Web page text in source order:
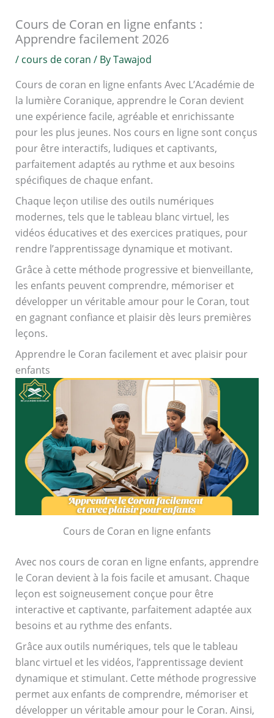
Cours de Coran en ligne enfants :
Apprendre facilement 2026
/ cours de coran / ByTawajod
Cours de coran en ligne enfants Avec L’Académie de
la lumière Coranique, apprendre le Coran devient
une expérience facile, agréable et enrichissante
pour les plus jeunes. Nos cours en ligne sont conçus
pour être interactifs, ludiques et captivants,
parfaitement adaptés au rythme et aux besoins
spécifiques de chaque enfant.
Chaque leçon utilise des outils numériques
modernes, tels que le tableau blanc virtuel, les
vidéos éducatives et des exercices pratiques, pour
rendre l’apprentissage dynamique et motivant.
Grâce à cette méthode progressive et bienveillante,
les enfants peuvent comprendre, mémoriser et
développer un véritable amour pour le Coran, tout
en gagnant confiance et plaisir dès leurs premières
leçons.
Apprendre le Coran facilement et avec plaisir pour
enfants
Cours de Coran en ligne enfants
Avec nos cours de coran en ligne enfants, apprendre
le Coran devient à la fois facile et amusant. Chaque
leçon est soigneusement conçue pour être
interactive et captivante, parfaitement adaptée aux
besoins et au rythme des enfants.
Grâce aux outils numériques, tels que le tableau
blanc virtuel et les vidéos, l’apprentissage devient
dynamique et stimulant. Cette méthode progressive
permet aux enfants de comprendre, mémoriser et
développer un véritable amour pour le Coran. Ainsi,